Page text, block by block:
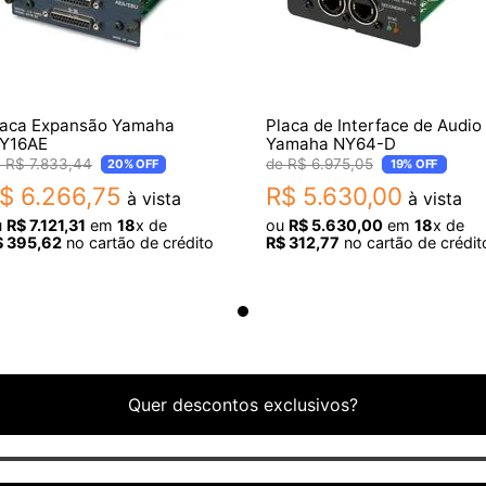
Expansão Yamaha
R$ 7.833,44 20%OFF
6.266,75 à vista
R$7.121,31 em 18x de
395,62 no cartão de crédito
Placa de Interface de Audio
Yamaha NY64-D
R$ 6.975,05 19% OFF
R$ 5.630,00 à vista
ou R$ 5.630,00 em 18x de
R$312,77 no cartão de
Quer descontos exclusivos?